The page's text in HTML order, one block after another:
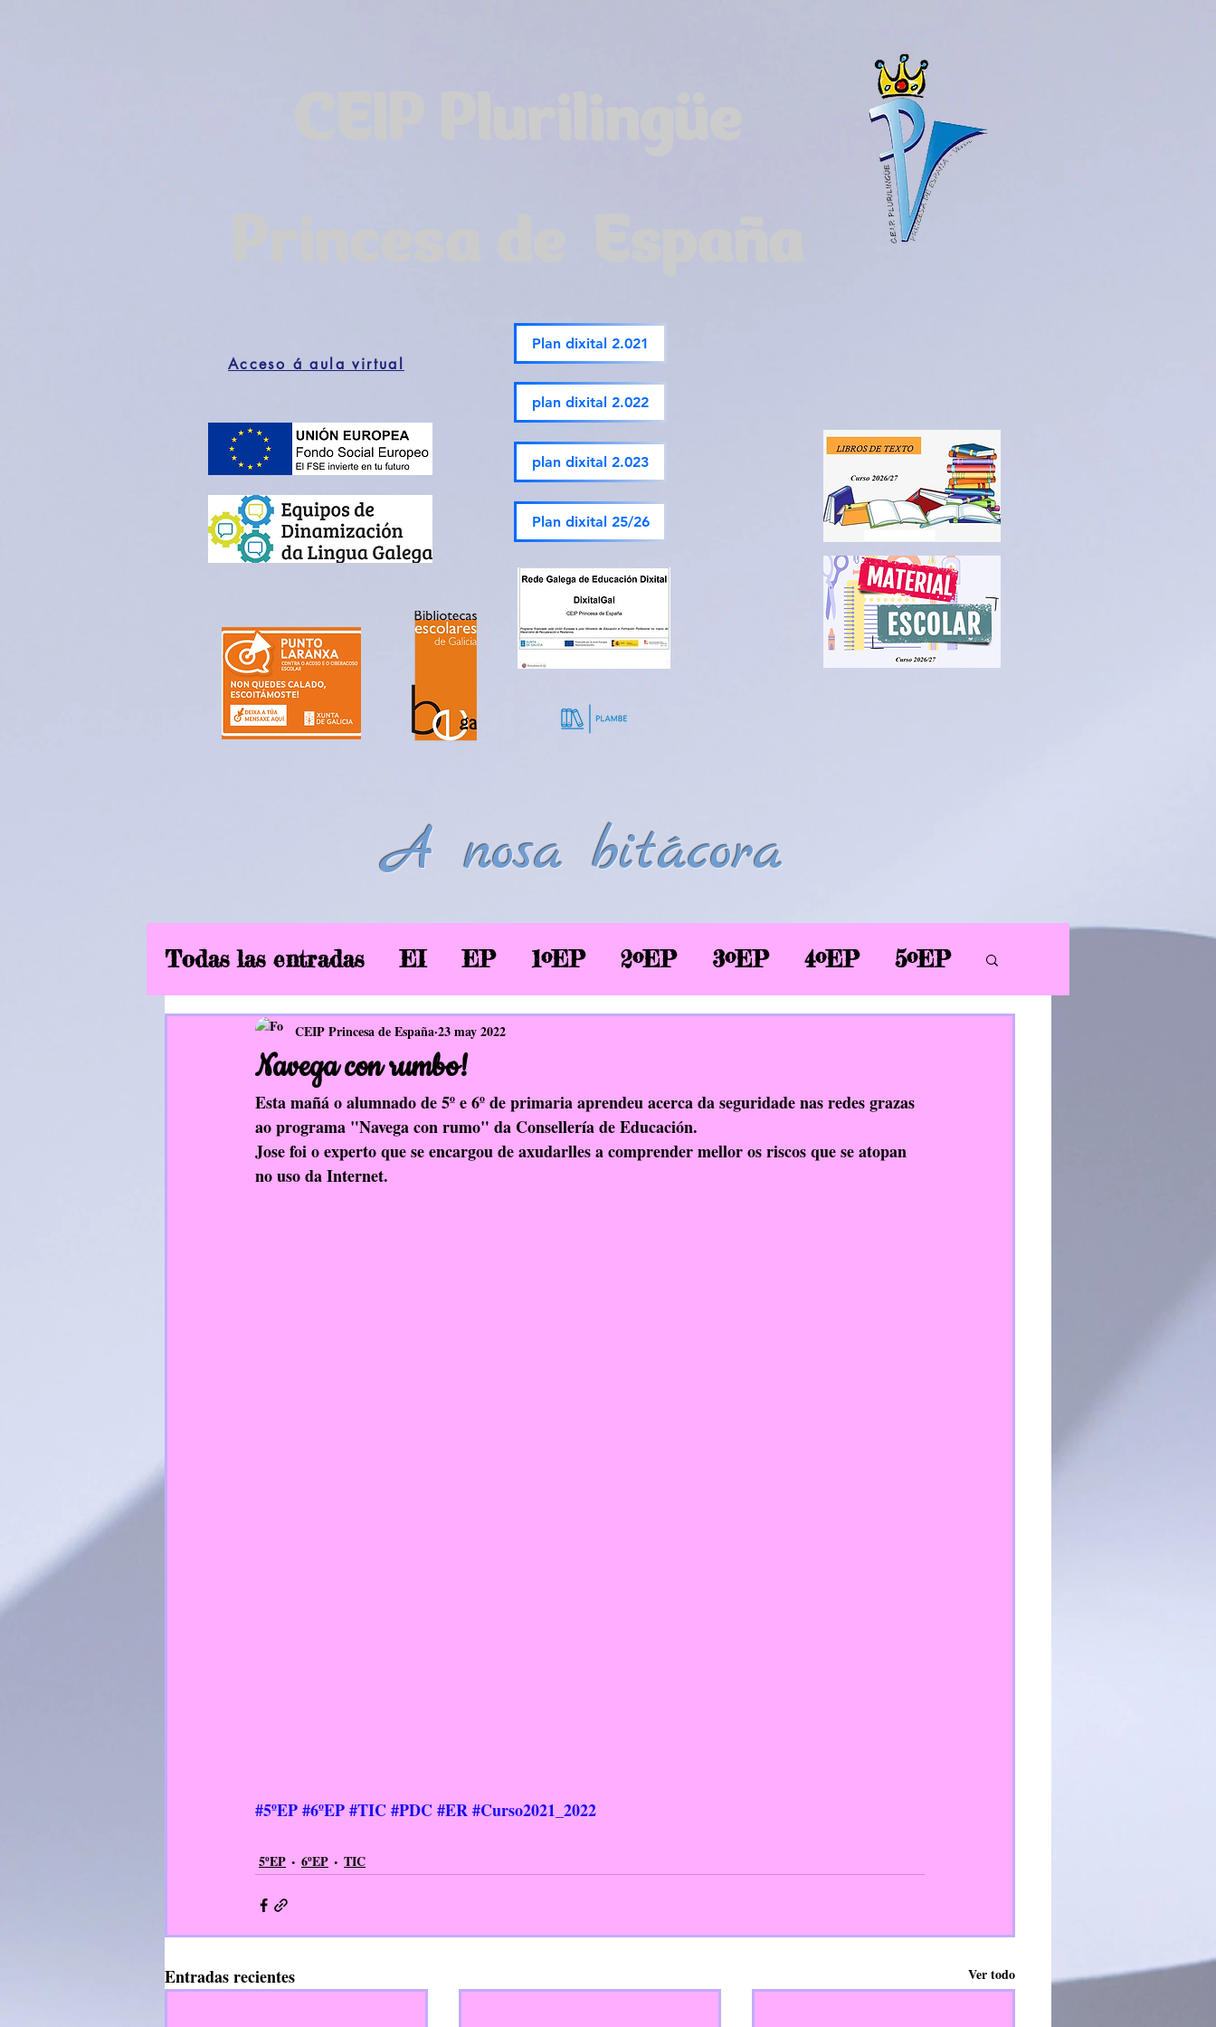
Acceso á aula virtual
Plan dixital 2.021
plan dixital 2.022
plan dixital 2.023
Plan dixital 25/26
A nosa bitácora
Todas las entradas EI EP 1ºEP 2ºEP 3ºEP 4ºEP 5ºEP
6ºEP Curso2019/2020 Corentena COVID-19
Música EF Inglés Biblioteca TIC EAEC PDC
Aliméntate ben
Navega con rumbo!
CEIP Princesa de España23 may 2022
Esta mañá o alumnado de 5º e 6º de primaria aprendeu acerca da seguridade nas redes grazas
ao programa "Navega con rumo" da Consellería de Educación.
Jose foi o experto que se encargou de axudarlles a comprender mellor os riscos que se atopan
no uso da Internet.
#5ºEP#6ºEP#TIC#PDC#ER#Curso2021_2022
5ºEP 6ºEP TIC
Entradas recientes Ver todo